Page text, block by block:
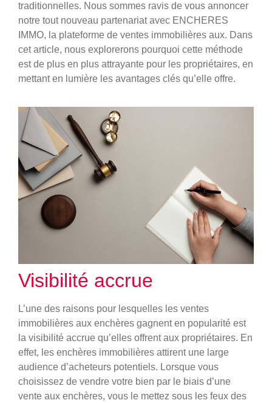
traditionnelles. Nous sommes ravis de vous annoncer
notre tout nouveau partenariat avec ENCHERES
IMMO, la plateforme de ventes immobilières aux. Dans
cet article, nous explorerons pourquoi cette méthode
est de plus en plus attrayante pour les propriétaires, en
mettant en lumière les avantages clés qu’elle offre.
Visibilité accrue
L’une des raisons pour lesquelles les ventes
immobilières aux enchères gagnent en popularité est
la visibilité accrue qu’elles offrent aux propriétaires. En
effet, les enchères immobilières attirent une large
audience d’acheteurs potentiels. Lorsque vous
choisissez de vendre votre bien par le biais d’une
vente aux enchères, vous le mettez sous les feux des